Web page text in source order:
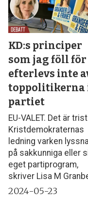
KD:s principer
som jag föll för
efterlevs inte
toppolitikerna
partiet
EU-VALET. Det är
Kristdemokraternas
ledning varken
på sakkunniga eller
eget partiprogram,
skriver Lisa M
2024-05-23